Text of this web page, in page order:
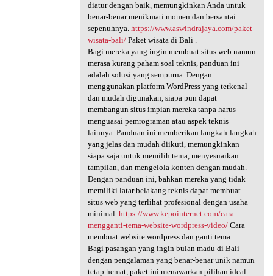
diatur dengan baik, memungkinkan Anda untuk
benar-benar menikmati momen dan bersantai
sepenuhnya. https://www.aswindrajaya.com/paket-
wisata-bali/Paket wisata di Bali .
Bagi mereka yang ingin membuat situs web namun
merasa kurang paham soal teknis, panduan ini
adalah solusi yang sempurna. Dengan
menggunakan platform WordPress yang terkenal
dan mudah digunakan, siapa pun dapat
membangun situs impian mereka tanpa harus
menguasai pemrograman atau aspek teknis
lainnya. Panduan ini memberikan langkah-langkah
yang jelas dan mudah diikuti, memungkinkan
siapa saja untuk memilih tema, menyesuaikan
tampilan, dan mengelola konten dengan mudah.
Dengan panduan ini, bahkan mereka yang tidak
memiliki latar belakang teknis dapat membuat
situs web yang terlihat profesional dengan usaha
minimal. https://www.kepointernet.com/cara-
mengganti-tema-website-wordpress-video/Cara
membuat website wordpress dan ganti tema .
Bagi pasangan yang ingin bulan madu di Bali
dengan pengalaman yang benar-benar unik namun
tetap hemat, paket ini menawarkan pilihan ideal.